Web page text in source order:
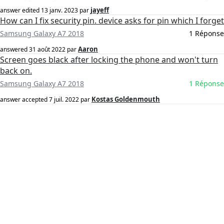
answer edited 13 janv. 2023 par jayeff
How can I fix security pin. device asks for pin which I forget
Samsung Galaxy A7 2018 1 Réponse
answered31 août 2022 parAaron
Screen goes black after locking the phone and won't turn
back on.
Samsung Galaxy A7 2018 1 Réponse
answer accepted7 juil. 2022 par Kostas Goldenmouth